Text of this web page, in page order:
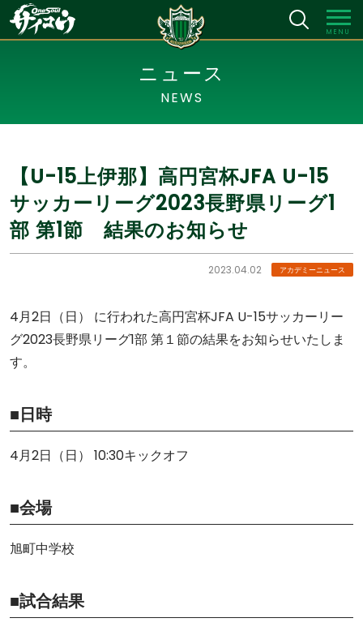
MENU
ニュース
NEWS
【U-15上伊那】高円宮杯JFA U-15
サッカーリーグ2023長野県リーグ1
部 第1節 結果のお知らせ
2023.04.02 アカデミーニュース
4月2日（日） に行われた高円宮杯JFA U-15サッカーリー
グ2023長野県リーグ1部 第１節の結果をお知らせいたしま
す。
■日時
4月2日（日） 10:30キックオフ
■会場
旭町中学校
■試合結果